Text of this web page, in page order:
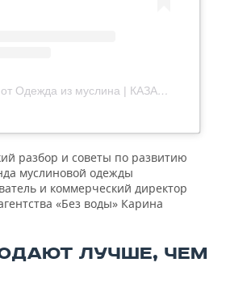
Публикация от Одежда из муслина | КАЗАНЬ (@bezkrugeva)
разбор и советы по развитию
муслиновой одежды
и коммерческий директор
«Без воды» Карина
ЛУЧШЕ, ЧЕМ